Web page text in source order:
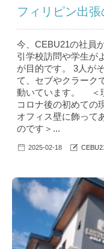
フィリピン出張
今、CEBU21の社員
引学校訪問や学生が
が目的です。 3人が
て、セブやクラーク
動いています。 ＜
コロナ後の初めての
オフィス壁に飾って
のです＞...
2025-02-18